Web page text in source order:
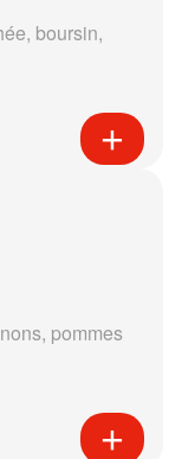
boursin,
pommes